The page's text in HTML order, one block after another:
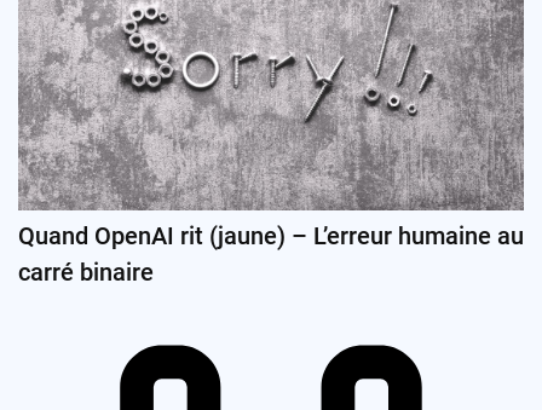
Quand OpenAI rit (jaune) – L’erreur humaine au
carré binaire